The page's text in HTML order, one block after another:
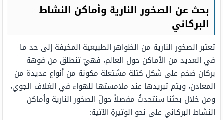
بحث عن الصخور النارية وأماكن النشاط
البركاني
تعتبر الصخور النارية من الظواهر الطبيعية المخيفة إلى حد ما
في العديد من الأماكن حول العالم، فهيّ تنطلق من فوهة
بركان ضخم على شكل كتلة مشتعلة مكونة من أنواع عديدة من
المعادن، ويتم تبريدها عند ملامستها للهواء في الغلاف الجوي،
ومن خلال بحثنا سنتحدثُ مفصلاً حولّ الصخور النارية وأماكن
النشاط البركاني على نحو الوتيرةِ الآتية: